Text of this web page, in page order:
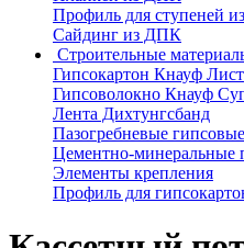
Профиль для ступеней
Сайдинг из ДПК
Строительные
Гипсокартон Кнауф Лист
Гипсоволокно Кнауф
Лента Дихтунгсбанд
Пазогребневые
Цементно-
Элементы крепления
Профиль для